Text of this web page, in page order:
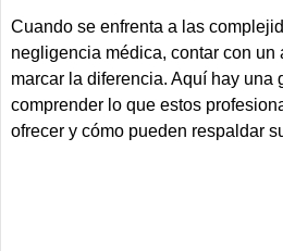
Cuando se enfrenta a las
negligencia médica, contar con un
marcar la diferencia. Aquí hay una
comprender lo que estos
ofrecer y cómo pueden respaldar